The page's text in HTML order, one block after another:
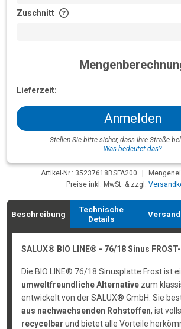
Zuschnitt
Lieferzeit:
Anmelden
Stellen Sie bitte sicher, dass Ihre Straße
Was bedeutet das?
Artikel-Nr.: 35237618BSFA200
Preise inkl. MwSt. & zzgl.
Beschreibung
Technische
Details
Versand
SALUX® BIO LINE® - 76/18 Sinus
Die BIO LINE® 76/18 Sinusplatte Frost ist
umweltfreundliche Alternativezum
entwickelt von der SALUX® GmbH. Sie
aus nachwachsenden Rohstoffen, ist
recycelbar und bietet alle Vorteile